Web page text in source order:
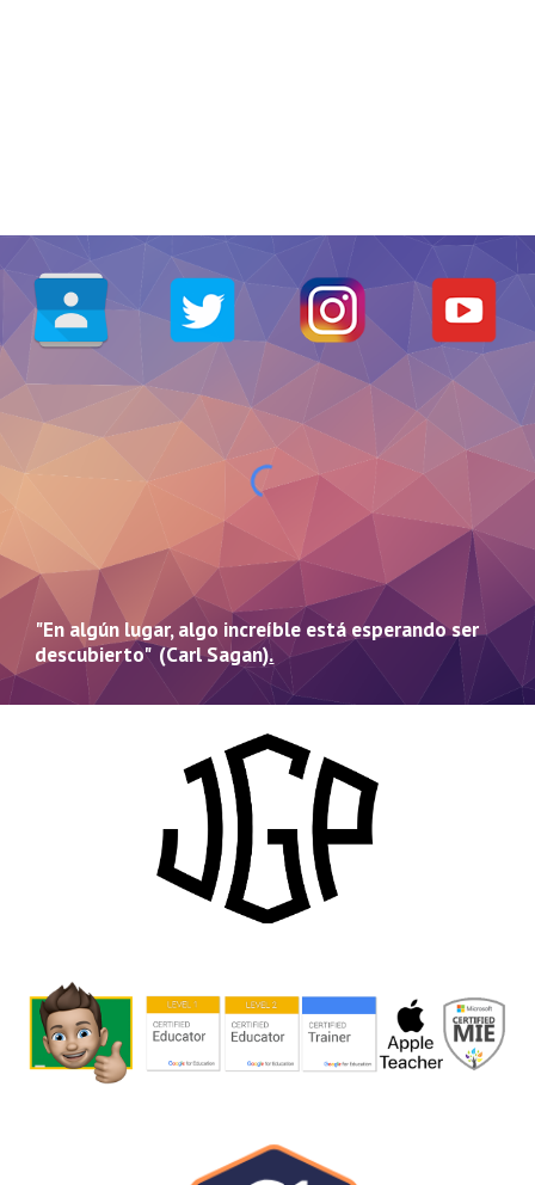
"En algún lugar, algo increíble está esperando ser
descubierto" (Carl Sagan).